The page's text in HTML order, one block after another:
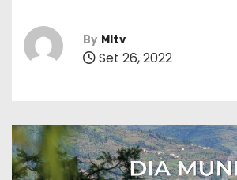
By MItv
Set 26, 2022